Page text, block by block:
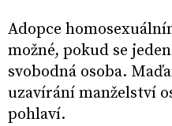
Adopce
možné, pokud se
svobodná osoba.
uzavírání manželství
pohlaví.